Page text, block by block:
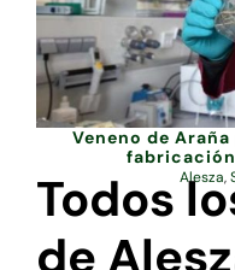
Veneno de
Alesza,
Todos
de